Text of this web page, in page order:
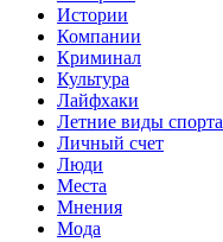
Истории
Компании
Криминал
Культура
Лайфхаки
Летние виды спорта
Личный счет
Люди
Места
Мнения
Мода